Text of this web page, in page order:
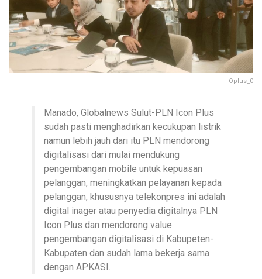
Oplus_0
Manado, Globalnews Sulut-PLN Icon Plus
sudah pasti menghadirkan kecukupan listrik
namun lebih jauh dari itu PLN mendorong
digitalisasi dari mulai mendukung
pengembangan mobile untuk kepuasan
pelanggan, meningkatkan pelayanan kepada
pelanggan, khususnya telekonpres ini adalah
digital inager atau penyedia digitalnya PLN
Icon Plus dan mendorong value
pengembangan digitalisasi di Kabupeten-
Kabupaten dan sudah lama bekerja sama
dengan APKASI.